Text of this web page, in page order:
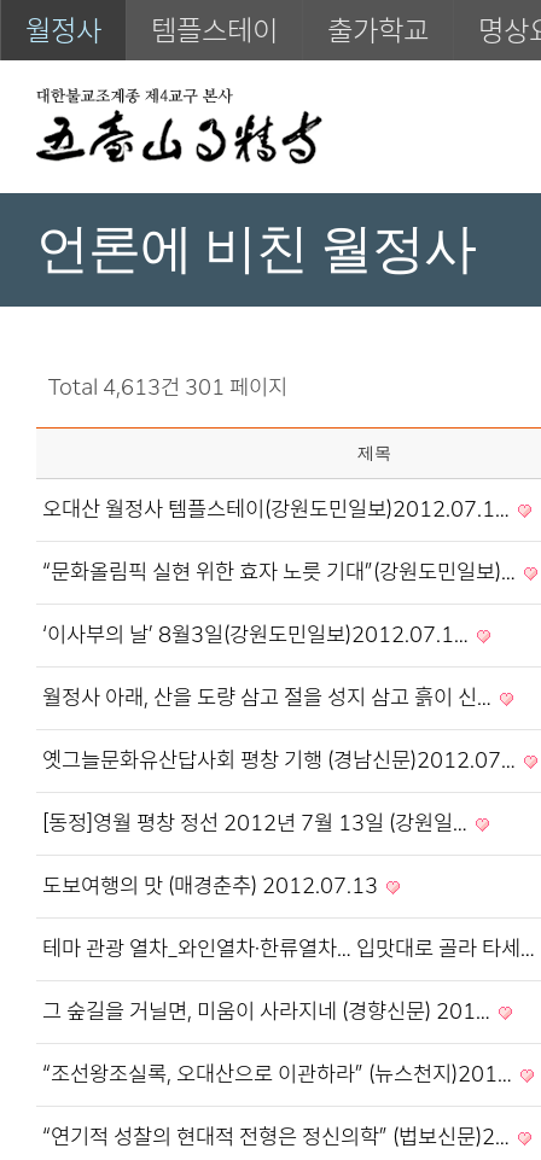
월정사 템플스테이 출가학교 명상
언론에 비친 월정사
Total 4,613건 301 페이지
제목
오대산 월정사 템플스테이(강원도민일보)2012.07.1…
“문화올림픽 실현 위한 효자 노릇 기대”(강원도민일보)…
‘이사부의 날’ 8월3일(강원도민일보)2012.07.1…
월정사 아래, 산을 도량 삼고 절을 성지 삼고 흙이 신…
옛그늘문화유산답사회 평창 기행 (경남신문)2012.07…
[동정]영월 평창 정선 2012년 7월 13일 (강원일…
도보여행의 맛 (매경춘추) 2012.07.13
테마 관광 열차_와인열차·한류열차… 입맛대로 골라 타세…
그 숲길을 거닐면, 미움이 사라지네 (경향신문) 201…
“조선왕조실록, 오대산으로 이관하라” (뉴스천지)201…
“연기적 성찰의 현대적 전형은 정신의학” (법보신문)2…